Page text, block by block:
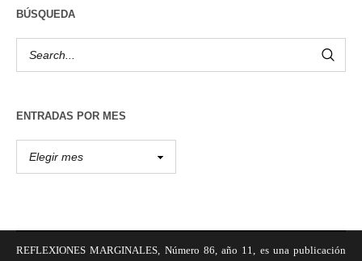
BÚSQUEDA
ENTRADAS POR MES
REFLEXIONES MARGINALES, Número 86, año 11, es una publicación